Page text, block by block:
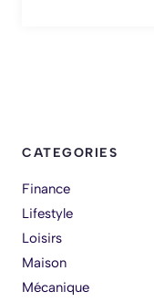
CATEGORIES
Finance
Lifestyle
Loisirs
Maison
Mécanique